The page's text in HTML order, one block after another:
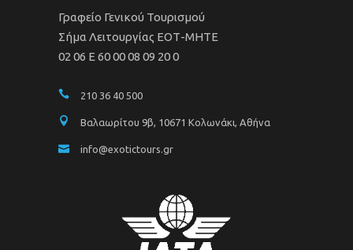
Γραφείο Γενικού Τουρισμού
Σήμα Λειτουργίας ΕΟΤ-ΜΗΤΕ
02 06 Ε 60 00 08 09 20 0
210 36 40 500
Βαλαωρίτου 9β, 10671 Κολωνάκι, Αθήνα
info@exotictours.gr